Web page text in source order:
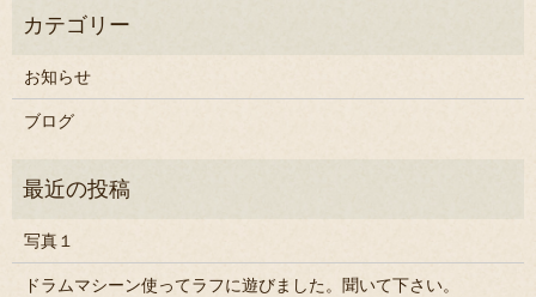
お知らせ
ブログ
写真１
ドラムマシーン使ってラフに遊びました。聞いて下さい。